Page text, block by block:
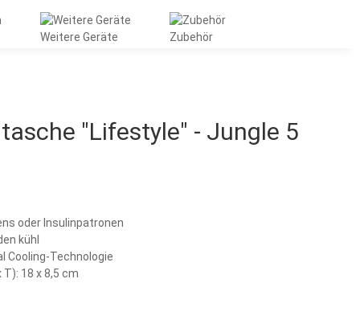
Weitere Geräte Zubehör
"Lifestyle" - Jungle 5
oder Insulinpatronen
kühl
Cooling-Technologie
18 x 8,5 cm